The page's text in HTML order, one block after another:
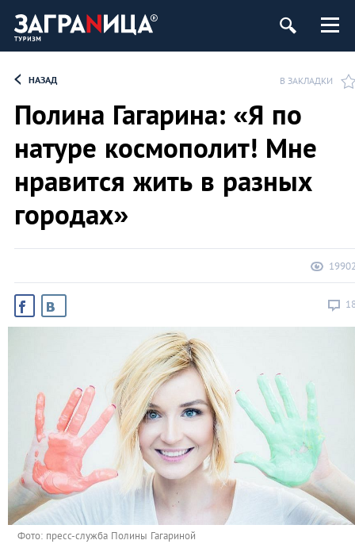
НАЗАД В ЗАКЛАДКИ
Полина Гагарина: «Я по
натуре космополит! Мне
нравится жить в разных
городах»
Фото: пресс-служба Полины Гагариной